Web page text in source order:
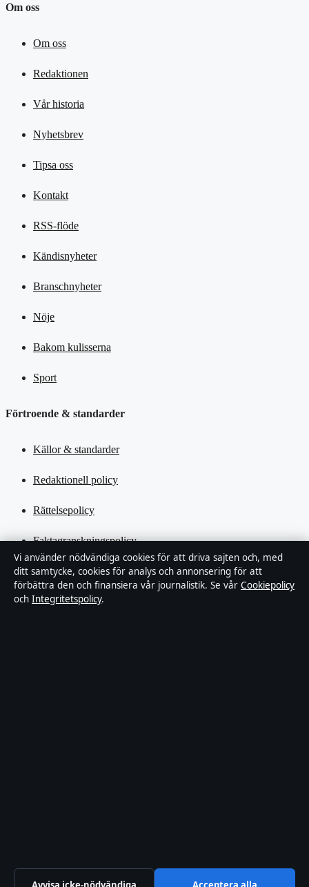
Om oss
Om oss
Redaktionen
Vår historia
Nyhetsbrev
Tipsa oss
Kontakt
RSS-flöde
Kändisnyheter
Branschnyheter
Nöje
Bakom kulisserna
Sport
Förtroende & standarder
Källor & standarder
Redaktionell policy
Rättelsepolicy
Faktagranskningspolicy
Ägande & finansiering
Integritetspolicy
Vi använder nödvändiga cookies för att driva sajten och, med
ditt samtycke, cookies för analys och annonsering för att
förbättra den och finansiera vår journalistik. Se vår Cookiepolicy
och Integritetspolicy.